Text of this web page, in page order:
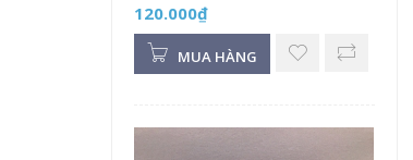
120.000₫
MUA HÀNG